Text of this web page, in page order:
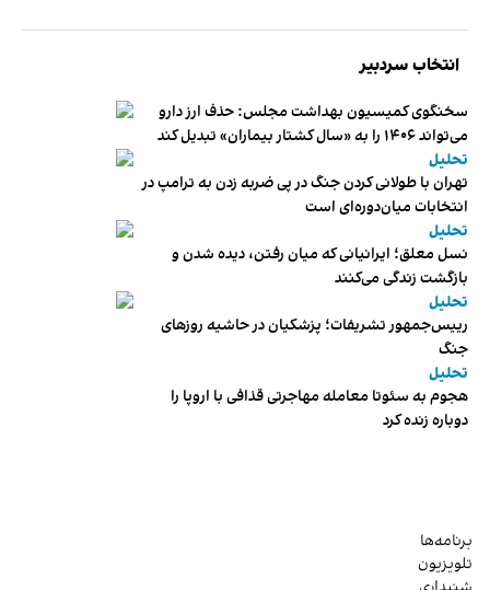
انتخاب سردبیر
سخنگوی کمیسیون بهداشت مجلس: حذف ارز دارو
می‌تواند ۱۴۰۶ را به «سال کشتار بیماران» تبدیل کند
تحلیل
تهران با طولانی کردن جنگ در پی ضربه زدن به ترامپ در
انتخابات میان‌دوره‌ای است
تحلیل
نسل معلق؛ ایرانیانی که میان رفتن، دیده شدن و
بازگشت زندگی می‌کنند
تحلیل
رییس‌جمهور تشریفات؛ پزشکیان در حاشیه روزهای
جنگ
تحلیل
هجوم به سئوتا معامله مهاجرتی قذافی با اروپا را
دوباره زنده کرد
برنامه‌ها
تلویزیون